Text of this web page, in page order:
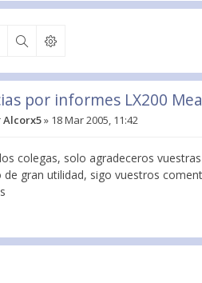
por informes LX200
Alcorx5» 18 Mar 2005, 11:42
colegas, solo agradeceros
de gran utilidad, sigo vuestros